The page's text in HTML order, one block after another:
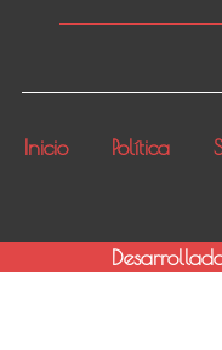
Inicio Política